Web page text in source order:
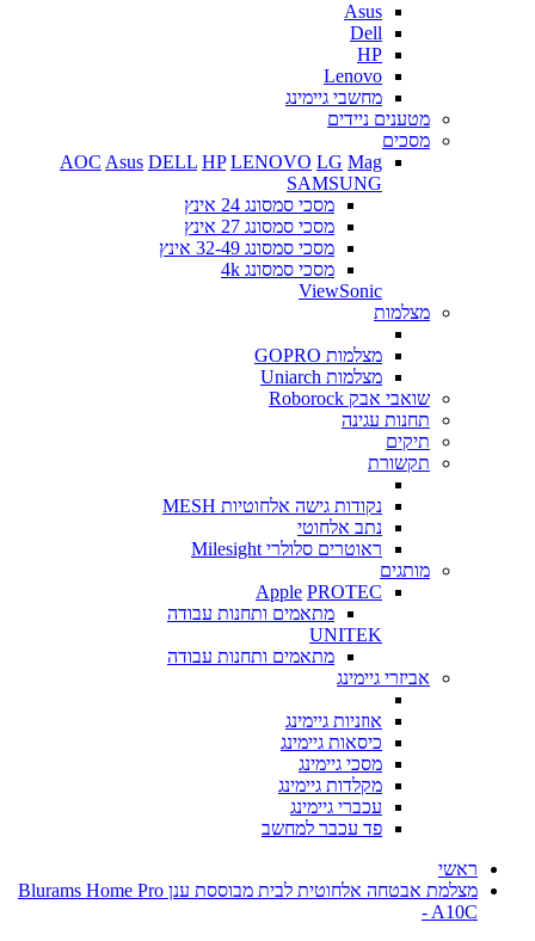
Asus
Dell
HP
Lenovo
מחשבי גיימינג
מטענים ניידים
מסכים
AOC Asus DELL HP LENOVO LG Mag
SAMSUNG
מסכי סמסונג 24 אינץ
מסכי סמסונג 27 אינץ
מסכי סמסונג 32-49 אינץ
מסכי סמסונג 4k
ViewSonic
מצלמות
מצלמות GOPRO
מצלמות Uniarch
שואבי אבק Roborock
תחנות עגינה
תיקים
תקשורת
נקודות גישה אלחוטיות MESH
נתב אלחוטי
ראוטרים סלולרי Milesight
מותגים
Apple PROTEC
מתאמים ותחנות עבודה
UNITEK
מתאמים ותחנות עבודה
אביזרי גיימינג
אוזניות גיימינג
כיסאות גיימינג
מסכי גיימינג
מקלדות גיימינג
עכברי גיימינג
פד עכבר למחשב
ראשי
מצלמת אבטחה אלחוטית לבית מבוססת ענן Blurams Home Pro
- A10C